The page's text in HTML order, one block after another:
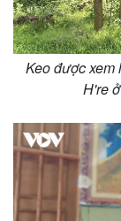
Kinh tế
Bất động sản
Khởi nghiệp
Keo được xem
H're